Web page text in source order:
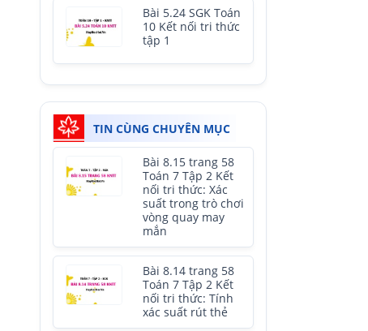
Bài 5.24 SGK Toán
10 Kết nối tri thức
tập 1
TIN CÙNG CHUYÊN MỤC
Bài 8.15 trang 58
Toán 7 Tập 2 Kết
nối tri thức: Xác
suất trong trò chơi
vòng quay may
mắn
Bài 8.14 trang 58
Toán 7 Tập 2 Kết
nối tri thức: Tính
xác suất rút thẻ